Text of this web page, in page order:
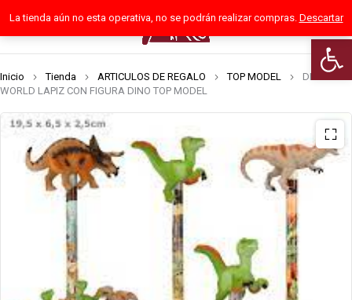
Abrir
La tienda aún no esta operativa, no se podrán realizar compras. Descartar
0
Inicio Tienda ARTICULOS DE REGALO TOP MODEL
DINO
WORLD LAPIZ CON FIGURA DINO TOP MODEL